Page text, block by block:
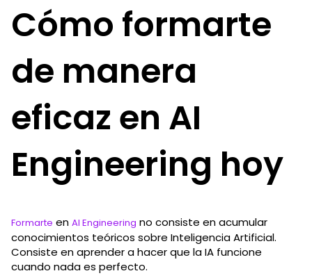
Cómo formarte
de manera
eficaz en AI
Engineering hoy
Formarte en AI Engineering no consiste en acumular
conocimientos teóricos sobre Inteligencia Artificial.
Consiste en aprender a hacer que la IA funcione
cuando nada es perfecto.